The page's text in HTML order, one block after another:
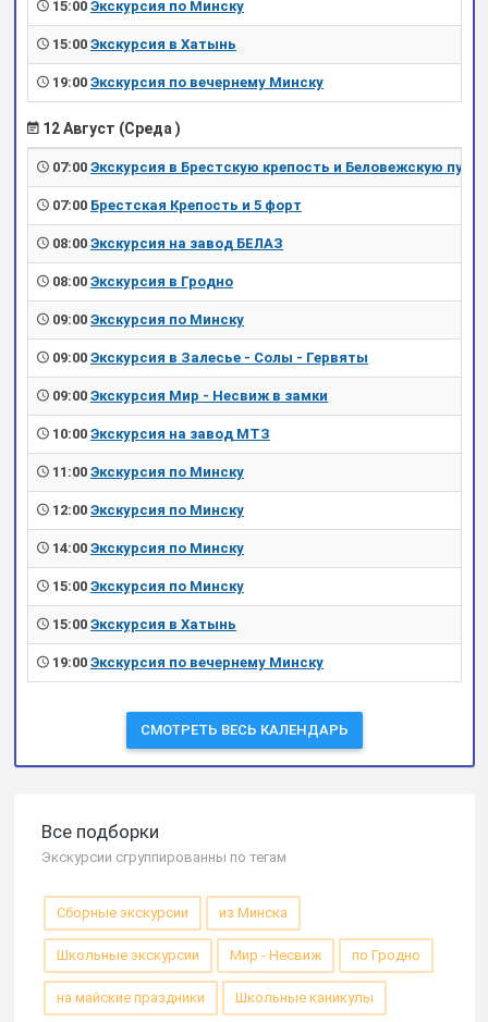
15:00 Экскурсия по Минску
15:00 Экскурсия в Хатынь
19:00 Экскурсия по вечернему Минску
12 Август (Среда )
07:00 Экскурсия в Брестскую крепость и Беловежскую пущу
07:00 Брестская Крепость и 5 форт
08:00 Экскурсия на завод БЕЛАЗ
08:00 Экскурсия в Гродно
09:00 Экскурсия по Минску
09:00 Экскурсия в Залесье - Солы - Гервяты
09:00 Экскурсия Мир - Несвиж в замки
10:00 Экскурсия на завод МТЗ
11:00 Экскурсия по Минску
12:00 Экскурсия по Минску
14:00 Экскурсия по Минску
15:00 Экскурсия по Минску
15:00 Экскурсия в Хатынь
19:00 Экскурсия по вечернему Минску
СМОТРЕТЬ ВЕСЬ КАЛЕНДАРЬ
Все подборки
Экскурсии сгруппированны по тегам
Сборные экскурсии из Минска
Школьные экскурсии Мир - Несвиж по Гродно
на майские праздники Школьные каникулы